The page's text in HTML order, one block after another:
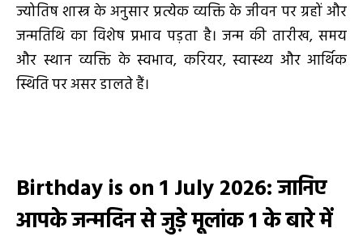
ज्योतिष शास्त्र के अनुसार प्रत्येक व्यक्ति के जीवन पर ग्रहों और
जन्मतिथि का विशेष प्रभाव पड़ता है। जन्म की तारीख, समय
और स्थान व्यक्ति के स्वभाव, करियर, स्वास्थ्य और आर्थिक
स्थिति पर असर डालते हैं।
Birthday is on 1 July 2026:जानिए
आपके जन्मदिन से जुड़े मूलांक1 के बारे में